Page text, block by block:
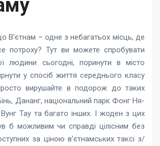
В’єтнам – одне з небагатьох місць, де
потроху? Тут ви можете спробувати
людини сьогодні, поринути в місто
у спосіб життя середнього класу
вирушайте в подорож до таких
Дананг, національний парк Фонг Ня-
Тау та багато інших. І жоден з цих
б можливим чи справді цілісним без
за ціною в’єтнамських таксі з/